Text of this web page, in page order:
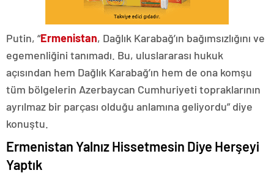
Putin, “Ermenistan, Dağlık Karabağ’ın bağımsızlığını ve
egemenliğini tanımadı. Bu, uluslararası hukuk
açısından hem Dağlık Karabağ’ın hem de ona komşu
tüm bölgelerin Azerbaycan Cumhuriyeti topraklarının
ayrılmaz bir parçası olduğu anlamına geliyordu” diye
konuştu.
Ermenistan Yalnız Hissetmesin Diye Herşeyi
Yaptık